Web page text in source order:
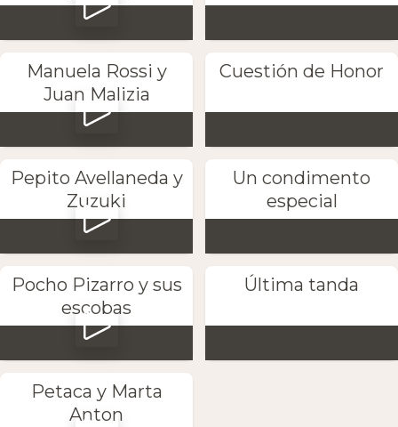
Manuela Rossi y
Juan Malizia
Cuestión de Honor
Pepito Avellaneda y
Zuzuki
Un condimento
especial
Pocho Pizarro y sus
escobas
Última tanda
Petaca y Marta
Anton